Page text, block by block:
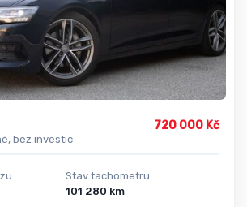
bez investic
720 000 Kč
Stav tachometru
101 280 km